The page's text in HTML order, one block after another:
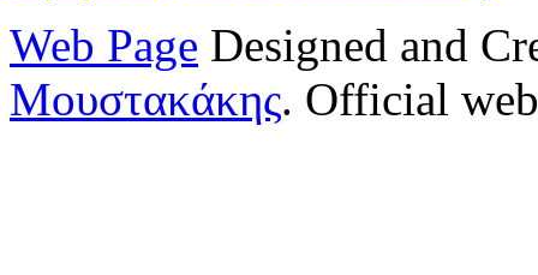
Web Page Designed and
Μουστακάκης. Official